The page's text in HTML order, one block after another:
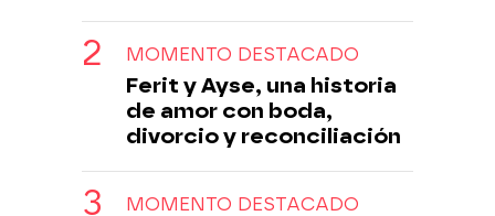
MOMENTO DESTACADO
Ferit y Ayse, una historia
de amor con boda,
divorcio y reconciliación
MOMENTO DESTACADO